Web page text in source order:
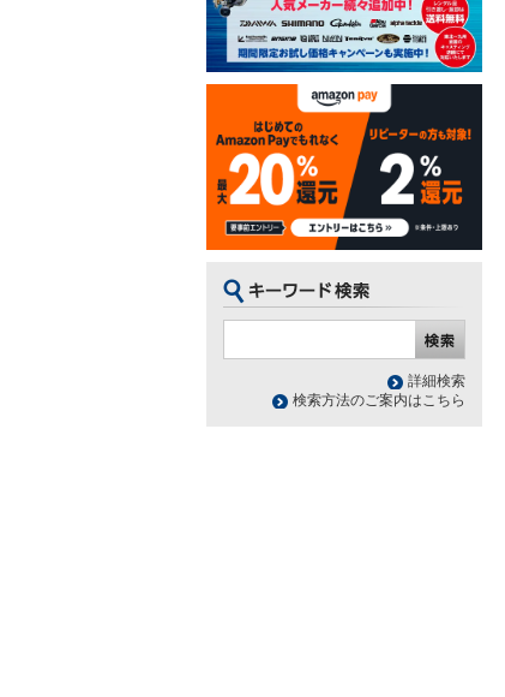
詳細検索
検索方法のご案内はこちら